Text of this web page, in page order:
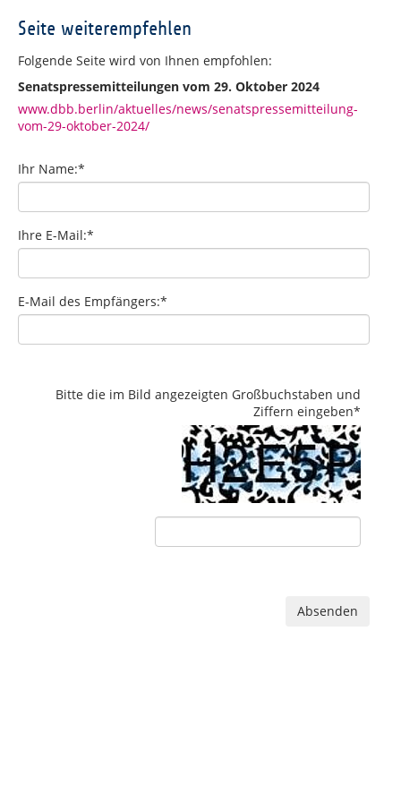
Seite weiterempfehlen
Folgende Seite wird von Ihnen empfohlen:
Senatspressemitteilungen vom 29. Oktober 2024
www.dbb.berlin/aktuelles/news/senatspressemitteilung-
vom-29-oktober-2024/
Ihr Name:*
Ihre E-Mail:*
E-Mail des Empfängers:*
Bitte die im Bild angezeigten Großbuchstaben und
Ziffern eingeben*
Absenden